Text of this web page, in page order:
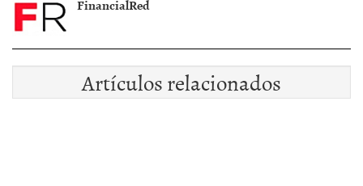
FinancialRed
Artículos relacionados